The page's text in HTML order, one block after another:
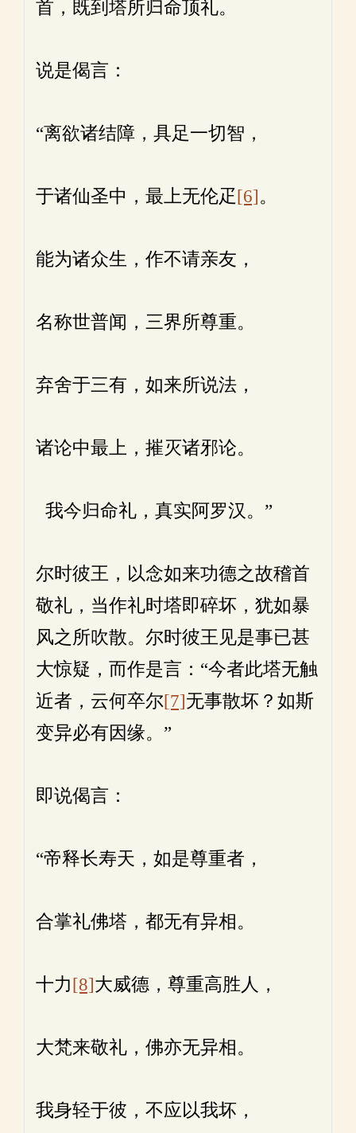
首，既到塔所归命顶礼。
说是偈言：
“离欲诸结障，具足一切智，
于诸仙圣中，最上无伦疋[6]。
能为诸众生，作不请亲友，
名称世普闻，三界所尊重。
弃舍于三有，如来所说法，
诸论中最上，摧灭诸邪论。
我今归命礼，真实阿罗汉。”
尔时彼王，以念如来功德之故稽首
敬礼，当作礼时塔即碎坏，犹如暴
风之所吹散。尔时彼王见是事已甚
大惊疑，而作是言：“今者此塔无触
近者，云何卒尔[7]无事散坏？如斯
变异必有因缘。”
即说偈言：
“帝释长寿天，如是尊重者，
合掌礼佛塔，都无有异相。
十力[8]大威德，尊重高胜人，
大梵来敬礼，佛亦无异相。
我身轻于彼，不应以我坏，